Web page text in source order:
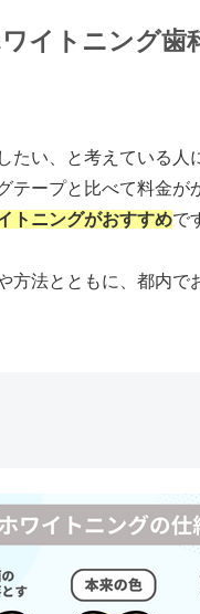
イトニング歯
たい、と考えている人
ープと比べて料金が
トニングがおすすめで
方法とともに、都内で